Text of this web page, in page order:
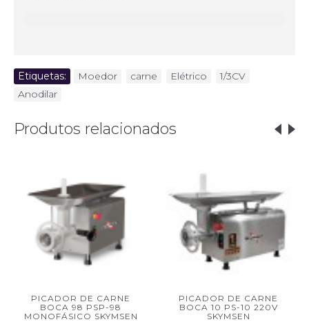
Etiquetas: Moedor carne Elétrico 1/3CV
Anodilar
Produtos relacionados
PICADOR DE CARNE
BOCA 98 PSP-98
MONOFÁSICO SKYMSEN
PICADOR DE CARNE
BOCA 10 PS-10 220V
SKYMSEN